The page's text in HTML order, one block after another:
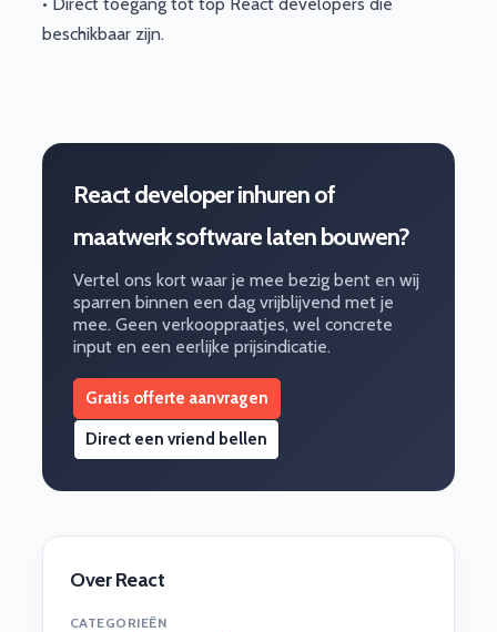
• Direct toegang tot top React developers die
beschikbaar zijn.
React developer inhuren of
maatwerk software laten bouwen?
Vertel ons kort waar je mee bezig bent en wij
sparren binnen een dag vrijblijvend met je
mee. Geen verkooppraatjes, wel concrete
input en een eerlijke prijsindicatie.
Gratis offerte aanvragen
Direct een vriend bellen
Over React
CATEGORIEËN